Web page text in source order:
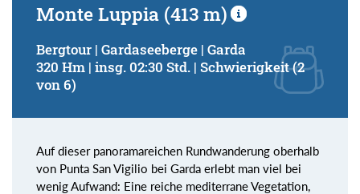
Monte Luppia (413 m)
Bergtour | Gardaseeberge | Garda
320 Hm | insg. 02:30 Std. | Schwierigkeit (2
von 6)
Auf dieser panoramareichen Rundwanderung oberhalb
von Punta San Vigilio bei Garda erlebt man viel bei
wenig Aufwand: Eine reiche mediterrane Vegetation,